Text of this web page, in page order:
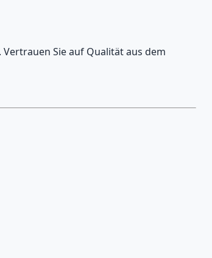
Sie auf Qualität aus dem